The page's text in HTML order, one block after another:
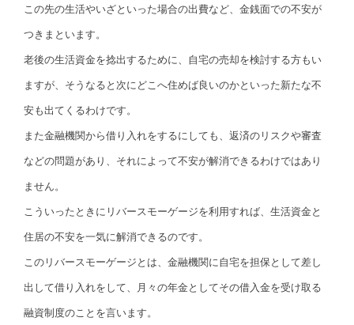
この先の生活やいざといった場合の出費など、金銭面での不安が
つきまといます。
老後の生活資金を捻出するために、自宅の売却を検討する方もい
ますが、そうなると次にどこへ住めば良いのかといった新たな不
安も出てくるわけです。
また金融機関から借り入れをするにしても、返済のリスクや審査
などの問題があり、それによって不安が解消できるわけではあり
ません。
こういったときにリバースモーゲージを利用すれば、生活資金と
住居の不安を一気に解消できるのです。
このリバースモーゲージとは、金融機関に自宅を担保として差し
出して借り入れをして、月々の年金としてその借入金を受け取る
融資制度のことを言います。